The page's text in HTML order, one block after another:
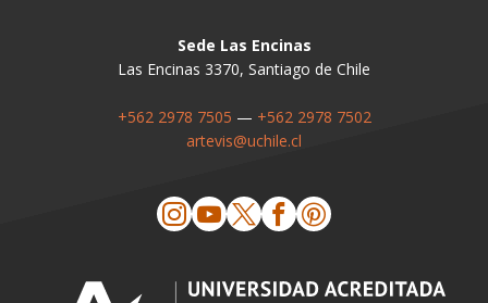
Sede Las Encinas
Las Encinas 3370, Santiago de Chile
+562 2978 7505 — +562 2978 7502
artevis@uchile.cl